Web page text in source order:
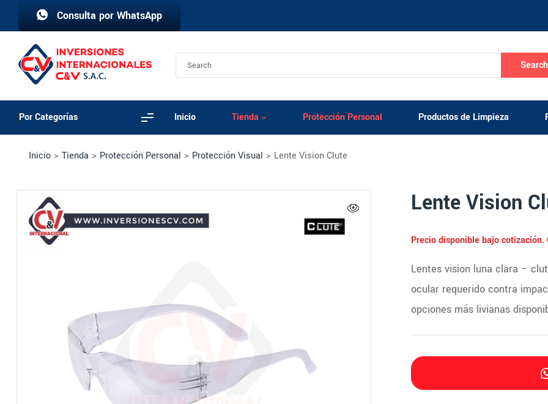
Consulta por WhatsApp
Search
Por Categorías Inicio Tienda Protección Personal Productos de Limpieza
Inicio > Tienda > Protección Personal > Protección Visual > Lente Vision Clute
Lente Vision
Precio disponible bajo cotización.
Lentes vision luna clara –
ocular requerido contra
opciones más livianas